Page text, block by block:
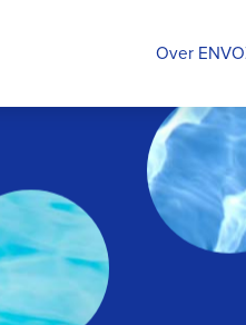
Over